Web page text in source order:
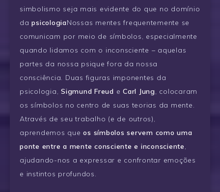
simbolismo seja mais evidente do que no domínio
dapsicologiaNossas mentes frequentemente se
comunicam por meio de símbolos, especialmente
quando lidamos com o inconsciente – aquelas
partes da nossa psique fora da nossa
consciência. Duas figuras imponentes da
psicologia, Sigmund Freud e Carl Jung, colocaram
os símbolos no centro de suas teorias da mente.
Através de seu trabalho (e de outros),
aprendemos queos símbolos servem como uma
ponte entre a mente consciente e inconsciente,
ajudando-nos a expressar e confrontar emoções
e instintos profundos.